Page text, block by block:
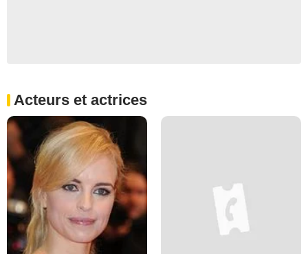
Acteurs et actrices